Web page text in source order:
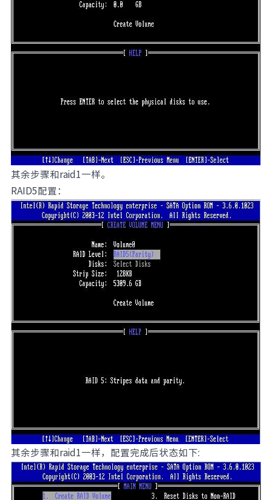
其余步骤和raid1一样。
RAID5配置：
其余步骤和raid1一样，配置完成后状态如下: